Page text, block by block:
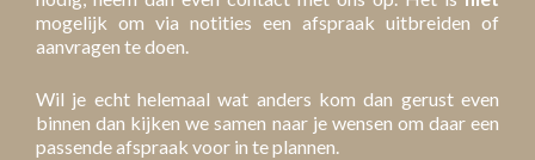
mogelijk om via notities een afspraak uitbreiden of
aanvragen te doen.
Wil je echt helemaal wat anders kom dan gerust even
binnen dan kijken we samen naar je wensen om daar een
passende afspraak voor in te plannen.